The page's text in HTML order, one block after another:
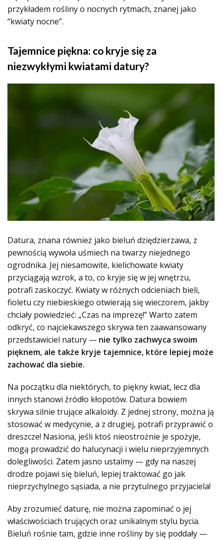
przykładem rośliny o nocnych rytmach, znanej jako
“kwiaty nocne”.
Tajemnice piękna: co kryje się za
niezwykłymi kwiatami datury?
Datura, znana również jako bieluń dziędzierzawa, z
pewnością wywoła uśmiech na twarzy niejednego
ogrodnika. Jej niesamowite, kielichowate kwiaty
przyciągają wzrok, a to, co kryje się w jej wnętrzu,
potrafi zaskoczyć. Kwiaty w różnych odcieniach bieli,
fioletu czy niebieskiego otwierają się wieczorem, jakby
chciały powiedzieć: „Czas na imprezę!” Warto zatem
odkryć, co najciekawszego skrywa ten zaawansowany
przedstawiciel natury — nie tylko zachwyca swoim
pięknem, ale także kryje tajemnice, które lepiej może
zachować dla siebie.
Na początku dla niektórych, to piękny kwiat, lecz dla
innych stanowi źródło kłopotów. Datura bowiem
skrywa silnie trujące alkaloidy. Z jednej strony, można ją
stosować w medycynie, a z drugiej, potrafi przyprawić o
dreszcze! Nasiona, jeśli ktoś nieostrożnie je spożyje,
mogą prowadzić do halucynacji i wielu nieprzyjemnych
dolegliwości. Zatem jasno ustalmy — gdy na naszej
drodze pojawi się bieluń, lepiej traktować go jak
nieprzychylnego sąsiada, a nie przytulnego przyjaciela!
Aby zrozumieć daturę, nie można zapominać o jej
właściwościach trujących oraz unikalnym stylu bycia.
Bieluń rośnie tam, gdzie inne rośliny by się poddały —